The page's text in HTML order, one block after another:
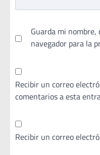
Guarda mi
navegador para la
Recibir un correo
comentarios a esta
Recibir un correo